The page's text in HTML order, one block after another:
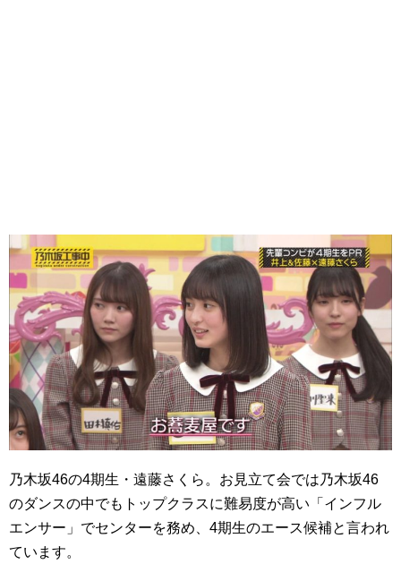
乃木坂46の4期生・遠藤さくら。お見立て会では乃木坂46
のダンスの中でもトップクラスに難易度が高い「インフル
エンサー」でセンターを務め、4期生のエース候補と言われ
ています。